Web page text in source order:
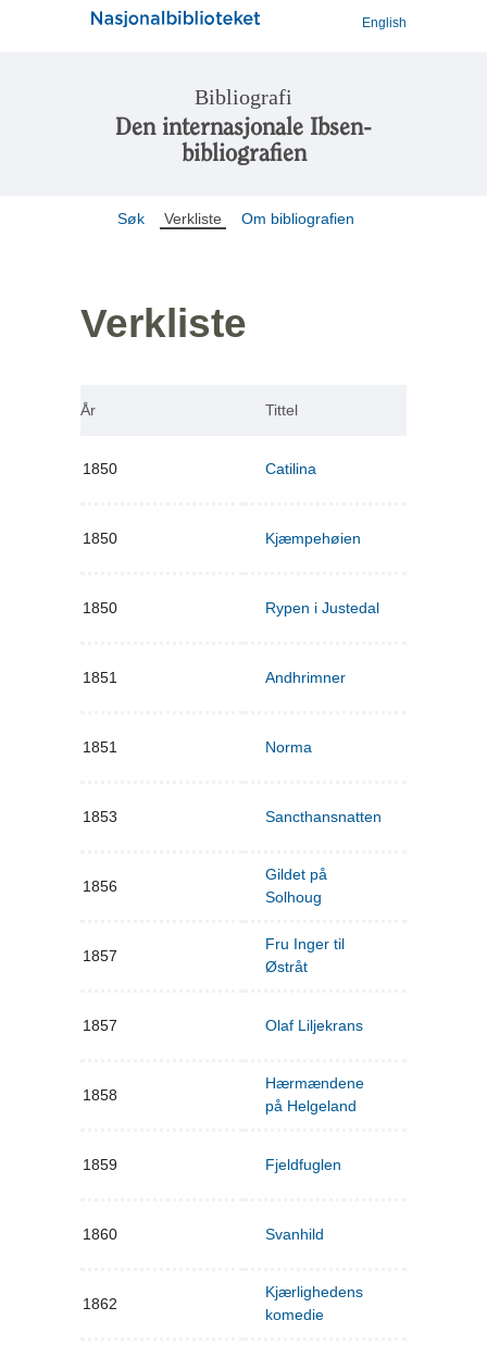
English
Bibliografi
Den internasjonale Ibsen-
bibliografien
Søk Verkliste Om bibliografien
Verkliste
År Tittel
1850 Catilina
1850 Kjæmpehøien
1850 Rypen i Justedal
1851 Andhrimner
1851 Norma
1853 Sancthansnatten
1856
Gildet på
Solhoug
1857
Fru Inger til
Østråt
1857 Olaf Liljekrans
1858
Hærmændene
på Helgeland
1859 Fjeldfuglen
1860 Svanhild
1862
Kjærlighedens
komedie